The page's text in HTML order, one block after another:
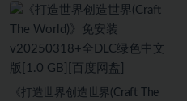
《打造世界创造世界(Craft The